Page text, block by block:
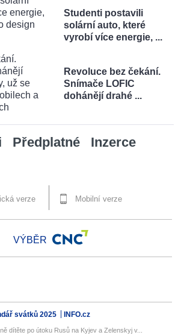
Studenti postavili
solární auto, které
vyrobí více energie, ...
Revoluce bez čekání.
Snímače LOFIC
dohánějí drahé ...
Předplatné Inzerce
verze Mobilní verze
VÝBĚR
svátků 2025 INFO.cz
dítěte po útoku Rusů na Kyjev a Zelenskyj v...